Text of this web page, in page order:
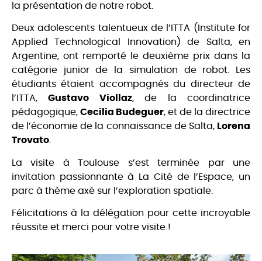
la présentation de notre robot.
Deux adolescents talentueux de l’ITTA (Institute for
Applied Technological Innovation) de Salta, en
Argentine, ont remporté le deuxième prix dans la
catégorie junior de la simulation de robot. Les
étudiants étaient accompagnés du directeur de
l’ITTA,Gustavo Viollaz, de la coordinatrice
pédagogique, Cecilia Budeguer, et de la directrice
de l’économie de la connaissance de Salta, Lorena
Trovato.
La visite à Toulouse s’est terminée par une
invitation passionnante à La Cité de l’Espace, un
parc à thème axé sur l’exploration spatiale.
Félicitations à la délégation pour cette incroyable
réussite et merci pour votre visite !